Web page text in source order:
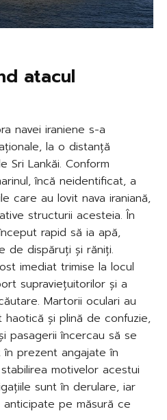
atacul
navei iraniene s-a
la o distanță
Sri Lankăi. Conform
încă neidentificat, a
care au lovit nava iraniană,
structurii acesteia. În
rapid să ia apă,
de dispăruți și răniți.
imediat trimise la locul
supraviețuitorilor și a
Martorii oculari au
și plină de confuzie,
pasagerii încercau să se
prezent angajate în
motivelor acestui
sunt în derulare, iar
pe măsură ce